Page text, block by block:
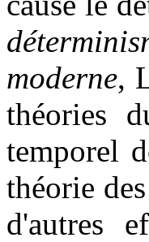
moderne,
théories
temporel
théorie
d'autres